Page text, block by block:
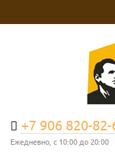
+7 906 820-
Ежедневно, с 10:00 до 20:00